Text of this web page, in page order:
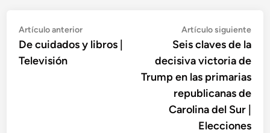
Navegación
de
entradas
Artículo anteriorArtículo
anterior:
De cuidados y libros |
Televisión
Artículo siguiente
Seis claves de la
decisiva victoria de
Trump en las primarias
republicanas de
Carolina del Sur |
Elecciones